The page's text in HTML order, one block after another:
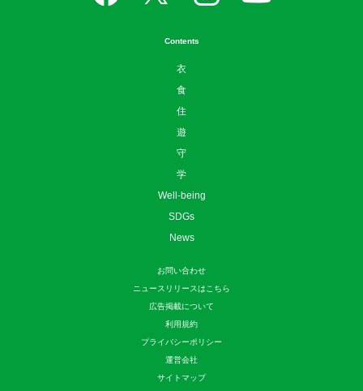
Contents
衣
食
住
遊
守
学
Well-being
SDGs
News
お問い合わせ
ニュースリリースはこちら
広告掲載について
利用規約
プライバシーポリシー
運営会社
サイトマップ